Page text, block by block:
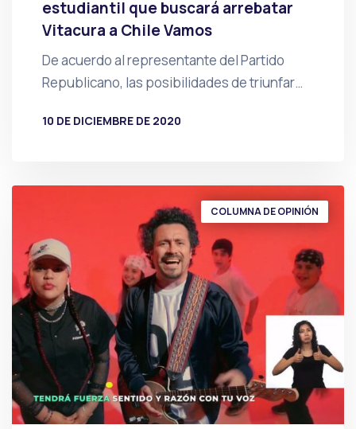
estudiantil que buscará arrebatar
Vitacura a Chile Vamos
De acuerdo al representante del Partido
Republicano, las posibilidades de triunfar…
10 DE DICIEMBRE DE 2020
COLUMNA DE OPINIÓN